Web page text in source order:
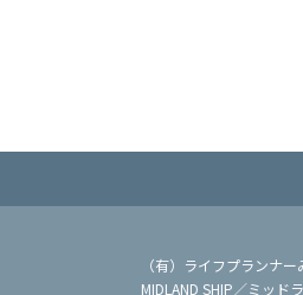
（有）ライフプランナー
MIDLAND SHIP／ミッド